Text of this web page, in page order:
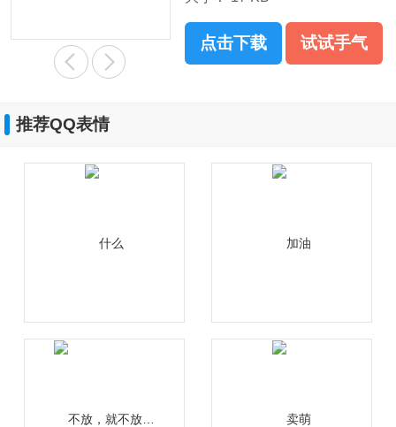
点击下载 试试手气
推荐QQ表情